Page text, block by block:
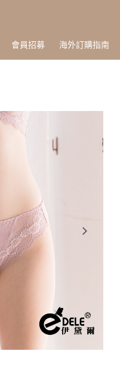
會員招募 海外訂購指南